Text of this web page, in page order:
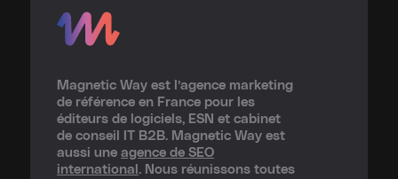
Magnetic Way est l’agence marketing
de référence en France pour les
éditeurs de logiciels, ESN et cabinet
de conseil IT B2B. Magnetic Way est
aussi une agence de SEO
international . Nous réunissons toutes